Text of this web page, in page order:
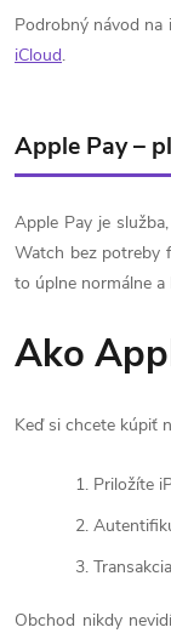
Podrobný návod na
iCloud.
Apple Pay –
Apple Pay je
Watch bez potreby
to úplne normálne a
Ako
Keď si chcete kúpiť
Priložíte
Obchod nikdy